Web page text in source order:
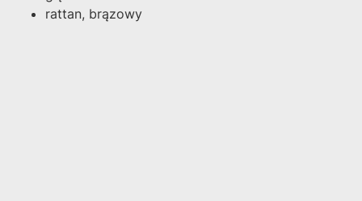
rattan, brązowy